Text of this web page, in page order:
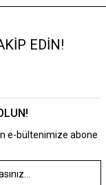
EDİN!
e-bültenimize abone